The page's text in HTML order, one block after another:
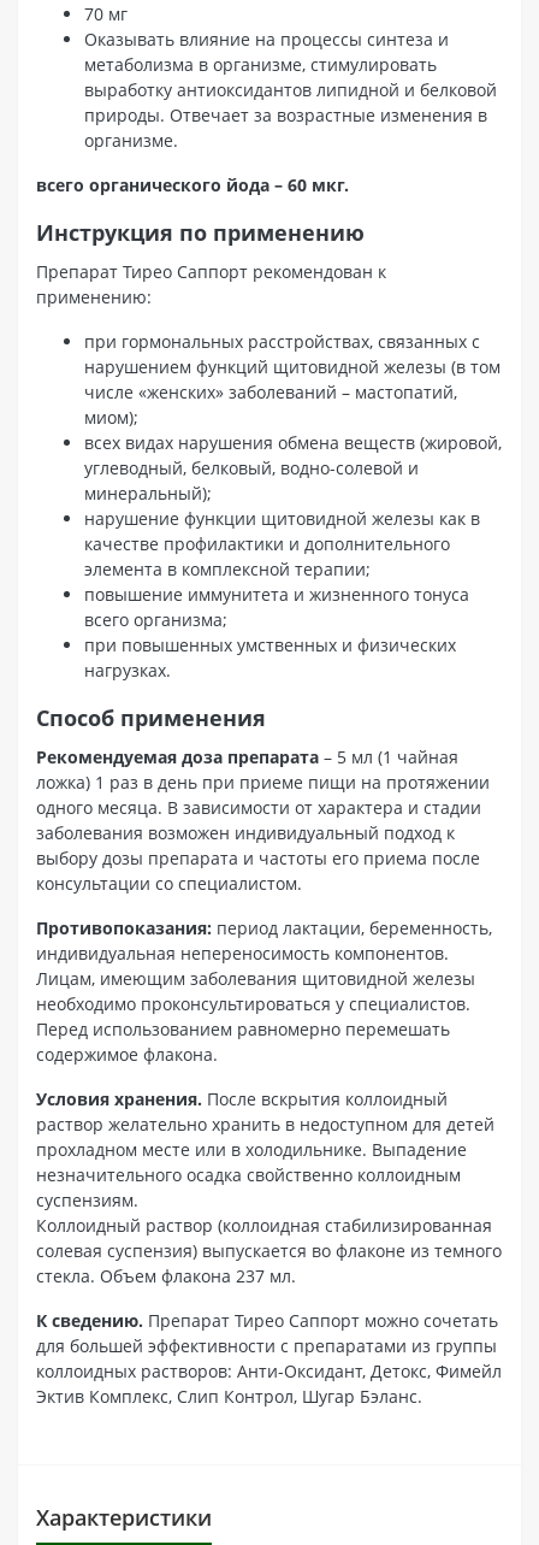
70 мг
Оказывать влияние на процессы синтеза и
метаболизма в организме, стимулировать
выработку антиоксидантов липидной и белковой
природы. Отвечает за возрастные изменения в
организме.
всего органического йода – 60 мкг.
Инструкция по применению
Препарат Тирео Саппорт рекомендован к
применению:
при гормональных расстройствах, связанных с
нарушением функций щитовидной железы (в том
числе «женских» заболеваний – мастопатий,
миом);
всех видах нарушения обмена веществ (жировой,
углеводный, белковый, водно-солевой и
минеральный);
нарушение функции щитовидной железы как в
качестве профилактики и дополнительного
элемента в комплексной терапии;
повышение иммунитета и жизненного тонуса
всего организма;
при повышенных умственных и физических
нагрузках.
Способ применения
Рекомендуемая доза препарата – 5 мл (1 чайная
ложка) 1 раз в день при приеме пищи на протяжении
одного месяца. В зависимости от характера и стадии
заболевания возможен индивидуальный подход к
выбору дозы препарата и частоты его приема после
консультации со специалистом.
Противопоказания: период лактации, беременность,
индивидуальная непереносимость компонентов.
Лицам, имеющим заболевания щитовидной железы
необходимо проконсультироваться у специалистов.
Перед использованием равномерно перемешать
содержимое флакона.
Условия хранения. После вскрытия коллоидный
раствор желательно хранить в недоступном для детей
прохладном месте или в холодильнике. Выпадение
незначительного осадка свойственно коллоидным
суспензиям.
Коллоидный раствор (коллоидная стабилизированная
солевая суспензия) выпускается во флаконе из темного
стекла. Объем флакона 237 мл.
К сведению. Препарат Тирео Саппорт можно сочетать
для большей эффективности с препаратами из группы
коллоидных растворов: Анти-Оксидант, Детокс, Фимейл
Эктив Комплекс, Слип Контрол, Шугар Бэланс.
Характеристики